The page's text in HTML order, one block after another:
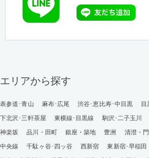
エリアから探す
表参道･青山 麻布･広尾 渋谷･恵比寿･中目黒
目
下北沢･三軒茶屋
東横線･目黒線 駒沢･二子玉川
神楽坂
品川・田町 銀座・築地 豊洲 清澄・
中央線
千駄ヶ谷･四ッ谷 西新宿 東新宿･早稲田